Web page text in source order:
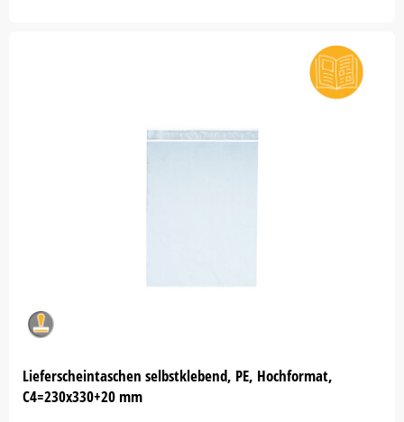
Lieferscheintaschen selbstklebend, PE, Hochformat,
C4=230x330+20 mm